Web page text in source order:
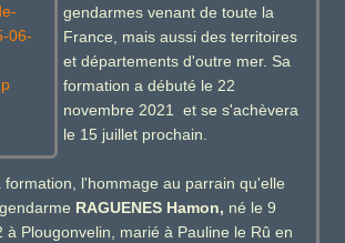
06-
gendarmes venant de toute la
France, mais aussi des territoires
et départements d'outre mer. Sa
formation a débuté le 22
novembre 2021 et se s'achèvera
le 15 juillet prochain.
formation, l'hommage au parrain qu'elle
RAGUENES Hamon, né le 9
à Plougonvelin, marié à Pauline le Rû en